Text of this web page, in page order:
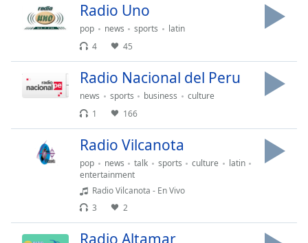
Remaining
Time-
Playback
Rate
Chapters
descriptions
selected
Radio Uno
pop news sports
latin
4
45
Radio Nacional del Peru
news sports business
culture
1
166
Radio Vilcanota
pop news talk sports culture
latin
entertainment
Radio Vilcanota - En Vivo
3
2
Radio Altamar